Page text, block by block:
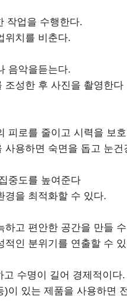
작업을 수행한다.
위치를 비춘다.
음악을듣는다.
조성한 후 사진을 촬영한다
피로를 줄이고 시력을 보
용하면 숙면을 돕고 눈
중도를 높여준다
경을 최적화할 수 있다.
하고 편안한 공간을 만들
적인 분위기를 연출할 수
고 수명이 길어 경제적이다.
이 있는 제품을 사용하면